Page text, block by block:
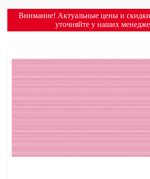
Внимание! Актуальные цены и
уточняйте у наших